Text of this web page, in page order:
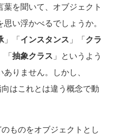
を聞いて、オブジェクト
い浮かべるでしょうか。
」「インスタンス 」「クラ
「抽象クラス 」というよう
りません。しかし、
はこれとは違う概念で動
ものをオブジェクトとし